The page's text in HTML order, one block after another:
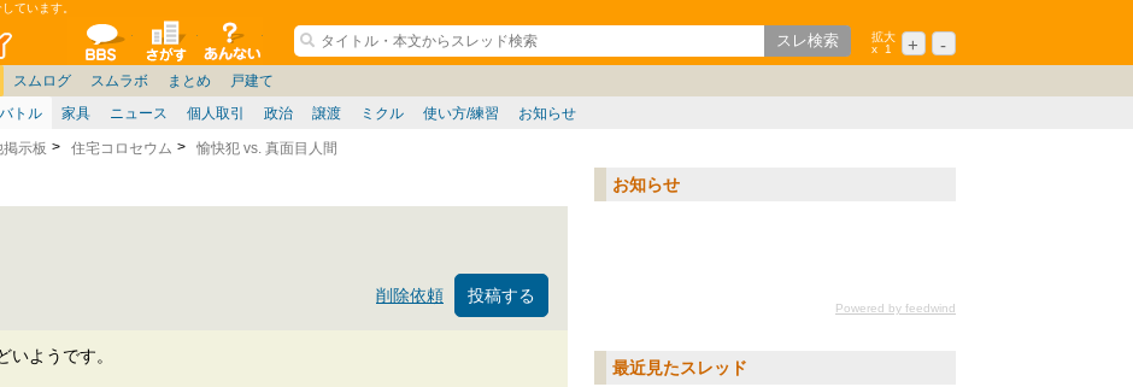
ています。
マンションコミュニティ
全掲示板 物件検索 サイトについて
拡大
x
1 + -
埼玉 茨城 札幌 仙台/新潟/東北 名古屋/東海
陸/信越 名古屋/東海 大阪/兵庫/京都/関西
見学記
マンション質問 住宅質問 管理会社/組合
バトル 家具 ニュース 個人取引 政治 譲渡 ミクル 使い方/練習 お知らせ
スムログ
マンション管理 ノウハウ 東京都 神奈川県
スムラボ
九州 その他 まとめ
大阪府 兵庫県 福岡県 戸建て
示板 住宅コロセウム 愉快犯 vs. 真面目人間
削除依頼
いようです。
お知らせ
Powered by feedwind
最近見たスレッド